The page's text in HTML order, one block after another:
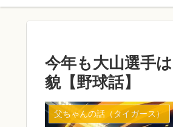
今年も大山選手
貌【野球話】
父ちゃんの話（タイガース）